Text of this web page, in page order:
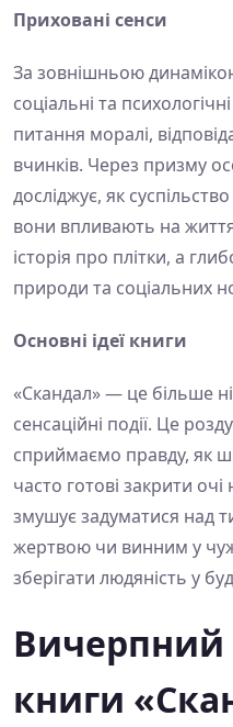
Приховані сенси
За зовнішньою
соціальні та
питання моралі,
вчинків. Через призму
досліджує, як
вони впливають на
історія про плітки, а
природи та соціальних
Основні ідеї книги
«Скандал» — це більше
сенсаційні події. Це
сприймаємо правду, як
часто готові закрити
змушує задуматися над
жертвою чи винним у
зберігати людяність у
Вичерпний
книги